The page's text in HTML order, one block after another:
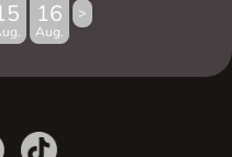
16
Aug.
>